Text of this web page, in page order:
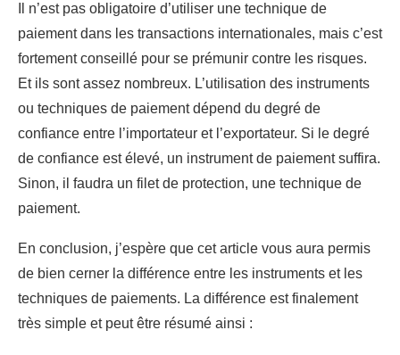
Il n’est pas obligatoire d’utiliser une technique de
paiement dans les transactions internationales, mais c’est
fortement conseillé pour se prémunir contre les risques.
Et ils sont assez nombreux. L’utilisation des instruments
ou techniques de paiement dépend du degré de
confiance entre l’importateur et l’exportateur. Si le degré
de confiance est élevé, un instrument de paiement suffira.
Sinon, il faudra un filet de protection, une technique de
paiement.
En conclusion, j’espère que cet article vous aura permis
de bien cerner la différence entre les instruments et les
techniques de paiements. La différence est finalement
très simple et peut être résumé ainsi :